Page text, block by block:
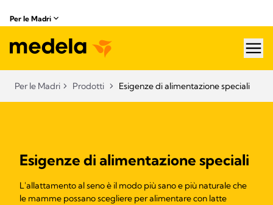
Per le Madri
Per le Madri Prodotti Esigenze di alimentazione speciali​
Esigenze di alimentazione speciali
L'allattamento al seno è il modo più sano e più naturale che
le mamme possano scegliere per alimentare con latte